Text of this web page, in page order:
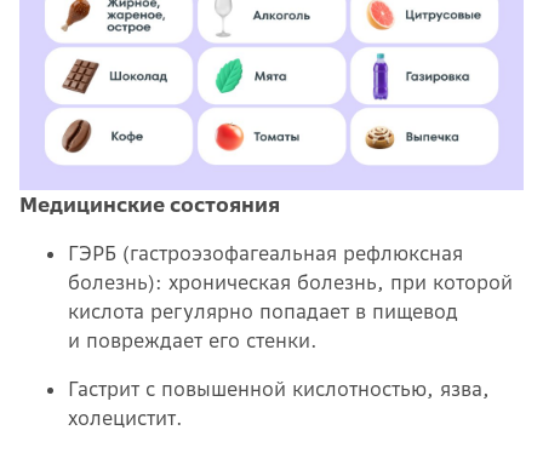
Медицинские состояния
ГЭРБ (гастроэзофагеальная рефлюксная
болезнь): хроническая болезнь, при которой
кислота регулярно попадает в пищевод
и повреждает его стенки.
Гастрит с повышенной кислотностью, язва,
холецистит.